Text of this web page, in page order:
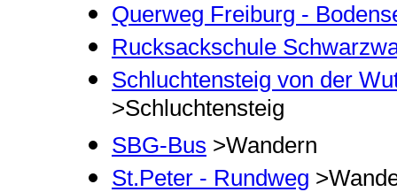
Querweg Freiburg -
Rucksackschule
Schluchtensteig von der
>Schluchtensteig
SBG-Bus >Wandern
St.Peter - Rundweg